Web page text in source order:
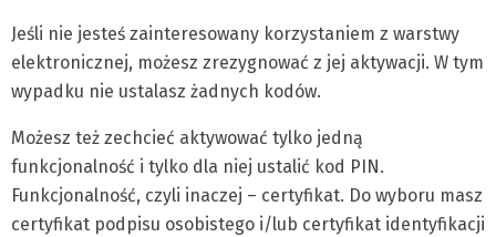
Jeśli nie jesteś zainteresowany korzystaniem z warstwy
elektronicznej, możesz zrezygnować z jej aktywacji. W tym
wypadku nie ustalasz żadnych kodów.
Możesz też zechcieć aktywować tylko jedną
funkcjonalność i tylko dla niej ustalić kod PIN.
Funkcjonalność, czyli inaczej – certyfikat. Do wyboru masz
certyfikat podpisu osobistego i/lub certyfikat identyfikacji